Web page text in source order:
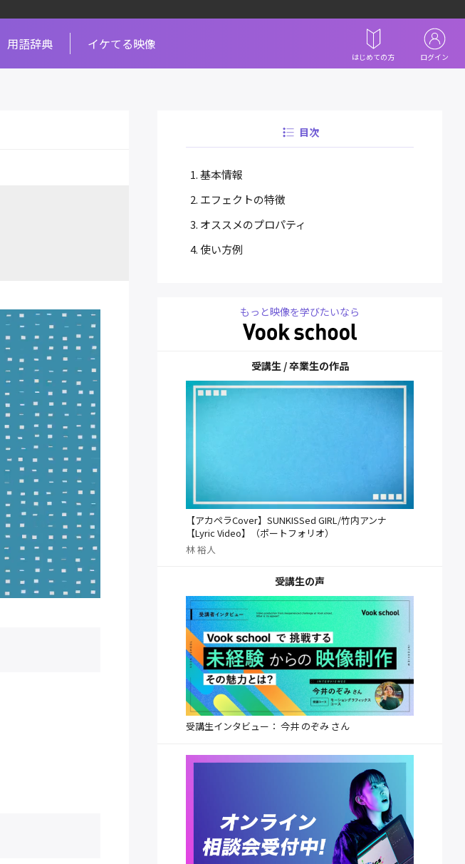
用語辞典 イケてる映像
はじめての方 ログイン
目次
基本情報
エフェクトの特徴
オススメのプロパティ
使い方例
もっと映像を学びたいなら
受講生 / 卒業生の作品
【アカペラCover】SUNKISSed GIRL/竹内アンナ
【Lyric Video】（ポートフォリオ）
林 裕人
受講生の声
受講生インタビュー： 今井 のぞみ さん